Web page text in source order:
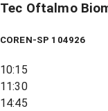
Tec Oftalmo
COREN-SP 104926
10:15
11:30
14:45